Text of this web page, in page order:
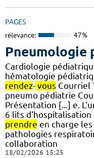
PAGES
relevance: 47%
Pneumologie
Cardiologie
hématologie
rendez- vous Courriel
pneumo pédiatrie
Présentation [...] e.
6 lits
prendre en charge
pathologies
collaboration
18/02/2026 15:25